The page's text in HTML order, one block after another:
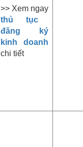
>> Xem ngay
thủ tục
đăng ký
kinh doanh
chi tiết